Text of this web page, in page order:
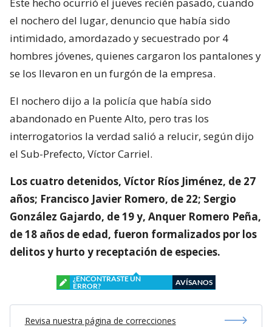
el nochero del lugar, denuncio que había sido
intimidado, amordazado y secuestrado por 4
hombres jóvenes, quienes cargaron los pantalones y
se los llevaron en un furgón de la empresa.
El nochero dijo a la policía que había sido
abandonado en Puente Alto, pero tras los
interrogatorios la verdad salió a relucir, según dijo
el Sub-Prefecto, Víctor Carriel.
Los cuatro detenidos, Víctor Ríos Jiménez, de 27
años; Francisco Javier Romero, de 22; Sergio
González Gajardo, de 19 y, Anquer Romero Peña,
de 18 años de edad, fueron formalizados por los
delitos y hurto y receptación de especies.
¿ENCONTRASTE UN
ERROR?
AVÍSANOS
Revisa nuestra página de correcciones